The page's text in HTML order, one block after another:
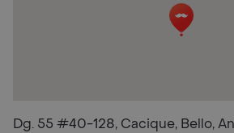
Dg. 55 #40-128, Cacique, Bello,